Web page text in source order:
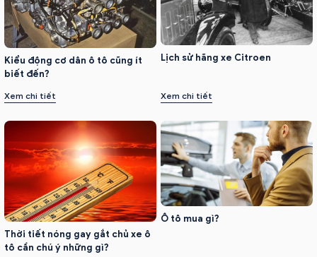
Kiểu động cơ dân ô tô cũng ít
biết đến?
Xem chi tiết
Lịch sử hãng xe Citroen
Xem chi tiết
Thời tiết nóng gay gắt chủ xe ô
tô cần chú ý những gì?
Ô tô mua gì?